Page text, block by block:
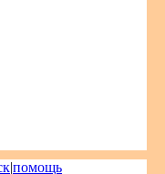
|помощь